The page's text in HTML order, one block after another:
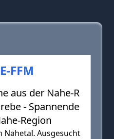
FFM
aus der Nahe-R
- Spannende
Region
Nahetal. Ausgesucht